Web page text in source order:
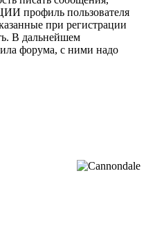
профиль пользователя
при регистрации
В дальнейшем
форума, с ними надо